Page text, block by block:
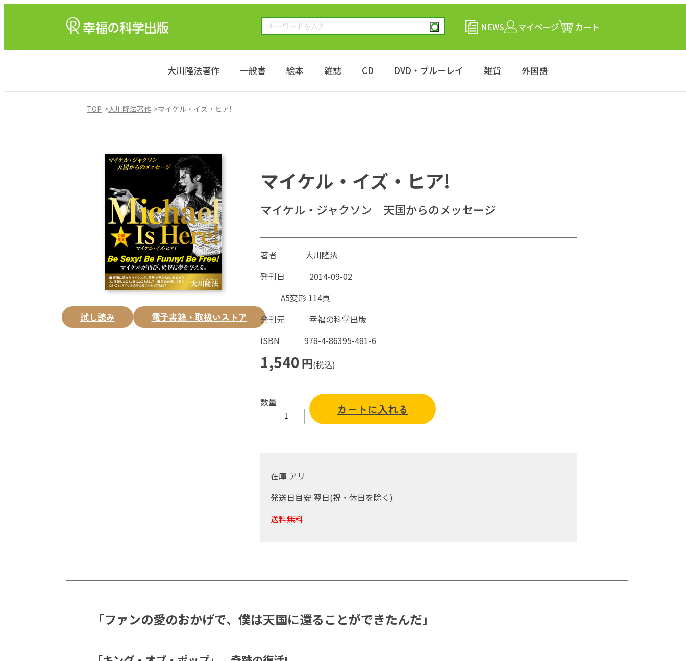
NEWS マイページ カート
大川隆法著作 一般書 絵本 雑誌 CD DVD・ブルーレイ 雑貨 外国語
TOP 大川隆法著作 マイケル・イズ・ヒア!
試し読み 電子書籍・取扱いストア
マイケル・イズ・ヒア!
マイケル・ジャクソン 天国からのメッセージ
著者
大川隆法
発刊日
2014-09-02
A5変形 114頁
発刊元
幸福の科学出版
ISBN
978-4-86395-481-6
1,540円(税込)
数量
カートに入れる
在庫 アリ
発送日目安 翌日(祝・休日を除く)
送料無料
「ファンの愛のおかげで、僕は天国に還ることができたんだ」